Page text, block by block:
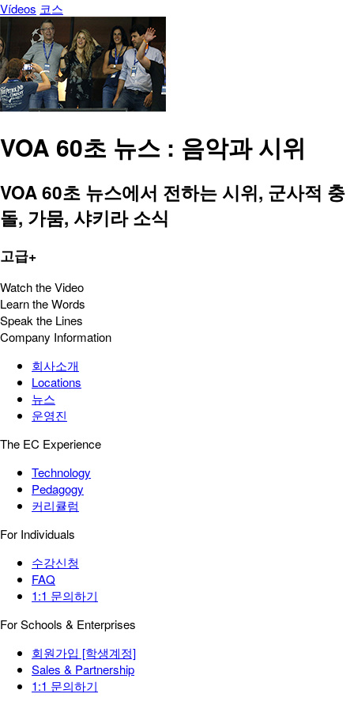
Vídeos 코스
VOA 60초 뉴스 : 음악과 시위
VOA 60초 뉴스에서 전하는 시위, 군사적 충
돌, 가뭄, 샤키라 소식
고급+
Watch the Video
Learn the Words
Speak the Lines
Company Information
회사소개
Locations
뉴스
운영진
The EC Experience
Technology
Pedagogy
커리큘럼
For Individuals
수강신청
FAQ
1:1 문의하기
For Schools & Enterprises
회원가입 [학생계정]
Sales & Partnership
1:1 문의하기